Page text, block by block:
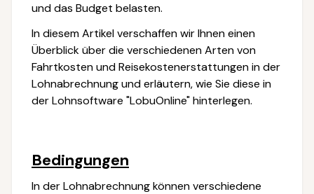
und das Budget belasten.
In diesem Artikel verschaffen wir Ihnen einen
Überblick über die verschiedenen Arten von
Fahrtkosten und Reisekostenerstattungen in der
Lohnabrechnung und erläutern, wie Sie diese in
der Lohnsoftware "LobuOnline" hinterlegen.
Bedingungen
In der Lohnabrechnung können verschiedene